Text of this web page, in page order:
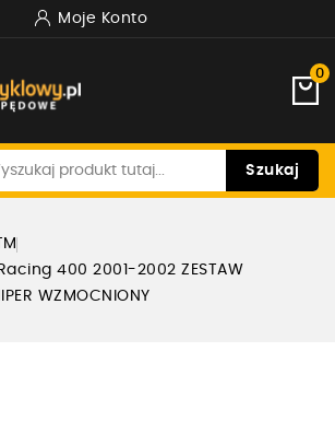
Moje Konto
0
Szukaj
400 2001-2002 ZESTAW
WZMOCNIONY